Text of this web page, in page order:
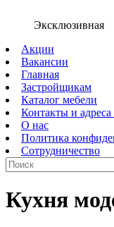
Эксклюзивная
Акции
Вакансии
Главная
Застройщикам
Каталог мебели
Контакты и
О нас
Политика
Сотрудничество
Кухня